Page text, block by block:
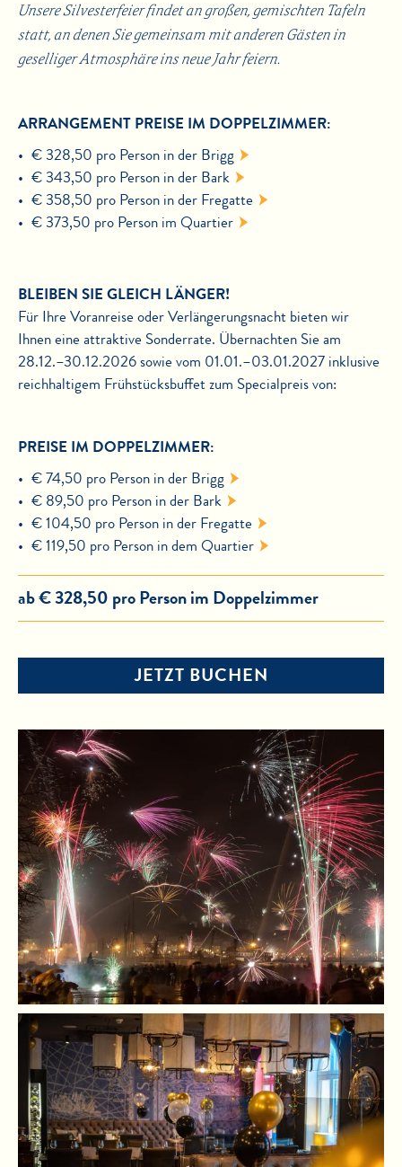
Unsere Silvesterfeier findet an großen, gemischten Tafeln
statt, an denen Sie gemeinsam mit anderen Gästen in
geselliger Atmosphäre ins neue Jahr feiern.
ARRANGEMENT PREISE IM DOPPELZIMMER:
€ 328,50 pro Person in der Brigg
€ 343,50 pro Person in der Bark
€ 358,50 pro Person in der Fregatte
€ 373,50 pro Person im Quartier
BLEIBEN SIE GLEICH LÄNGER!
Für Ihre Voranreise oder Verlängerungsnacht bieten wir
Ihnen eine attraktive Sonderrate. Übernachten Sie am
28.12.–30.12.2026 sowie vom 01.01.–03.01.2027 inklusive
reichhaltigem Frühstücksbuffet zum Specialpreis von:
PREISE IM DOPPELZIMMER:
€ 74,50 pro Person in der Brigg
€ 89,50 pro Person in der Bark
€ 104,50 pro Person in der Fregatte
€ 119,50 pro Person in dem Quartier
ab € 328,50 pro Person im Doppelzimmer
JETZT BUCHEN